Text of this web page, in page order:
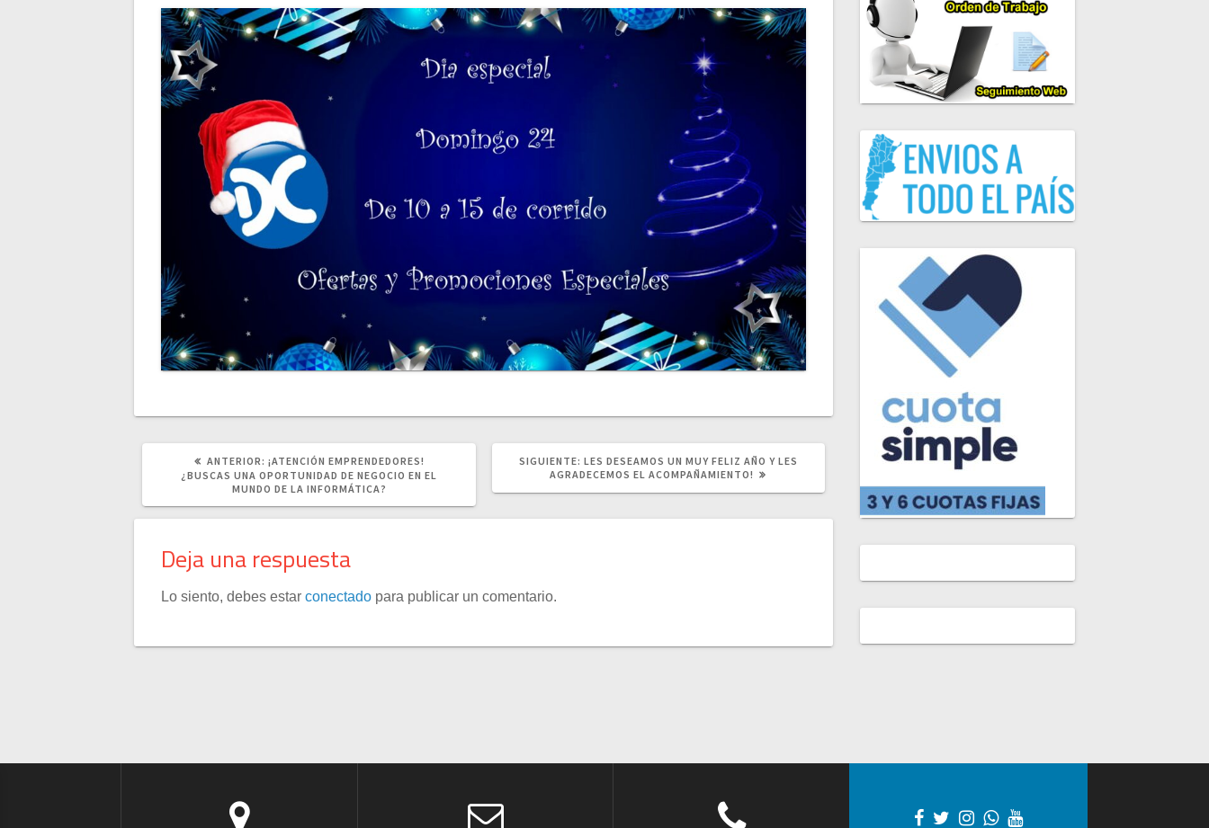
ANTERIOR: POST
ANTERIOR:
¡ATENCIÓN EMPRENDEDORES!
¿BUSCAS UNA OPORTUNIDAD DE NEGOCIO EN EL
MUNDO DE LA INFORMÁTICA?
SIGUIENTE: SIGUIENTE
POST:
LES DESEAMOS UN MUY FELIZ AÑO Y LES
AGRADECEMOS EL ACOMPAÑAMIENTO!
Deja una respuesta
Lo siento, debes estarconectado para publicar un comentario.